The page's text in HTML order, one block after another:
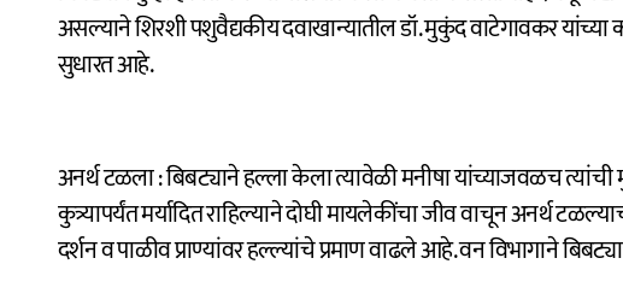
असल्याने शिरशी पशुवैद्यकीय दवाखान्यातील डॉ. मुकुंद वाटेगावकर यांच्या
सुधारत आहे.
अनर्थ टळला : बिबट्याने हल्ला केला त्यावेळी मनीषा यांच्याजवळच
कुत्र्यापर्यंत मर्यादित राहिल्याने दोघी मायलेकींचा जीव वाचून अनर्थ
दर्शन व पाळीव प्राण्यांवर हल्ल्यांचे प्रमाण वाढले आहे. वन विभागाने